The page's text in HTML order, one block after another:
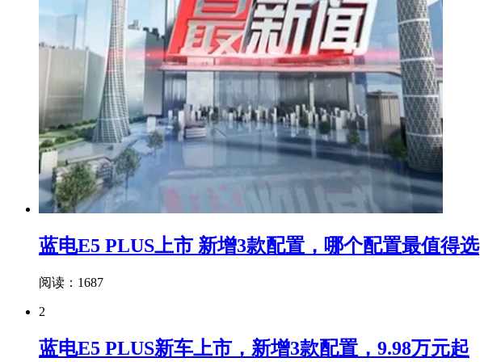
蓝电E5 PLUS上市 新增3款配置，哪个配置最值得选
阅读：1687
2
蓝电E5 PLUS新车上市，新增3款配置，9.98万元起